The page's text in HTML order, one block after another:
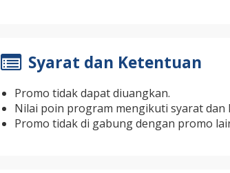
Syarat dan Ketentuan
Promo tidak dapat diuangkan.
Nilai poin program mengikuti syarat dan
Promo tidak di gabung dengan promo